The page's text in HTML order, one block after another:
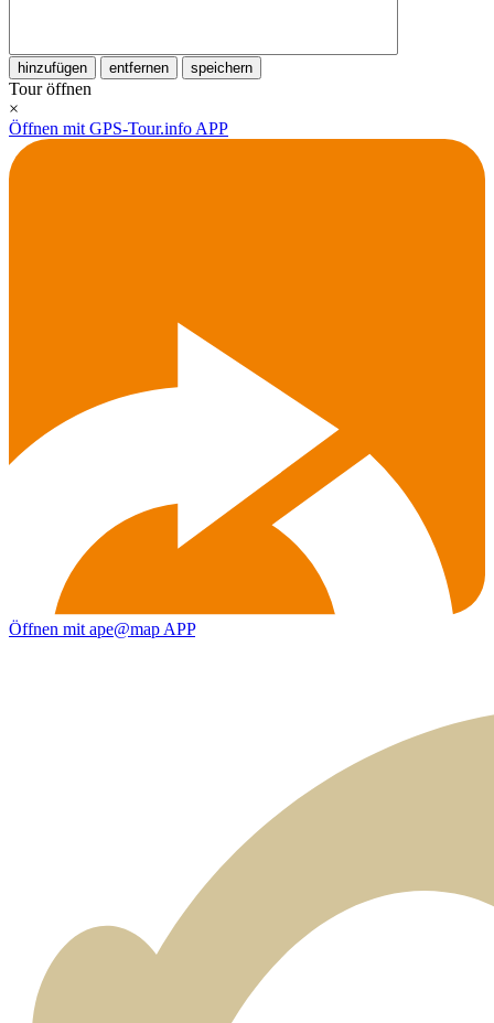
hinzufügen entfernen speichern
Tour öffnen
×
Öffnen mit GPS-Tour.info APP
Öffnen mit ape@map APP